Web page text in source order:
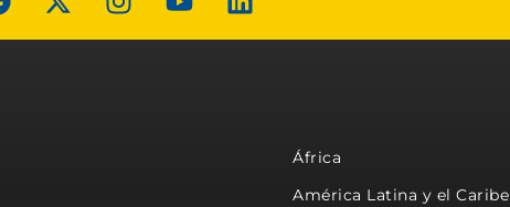
África
América Latina y el Caribe